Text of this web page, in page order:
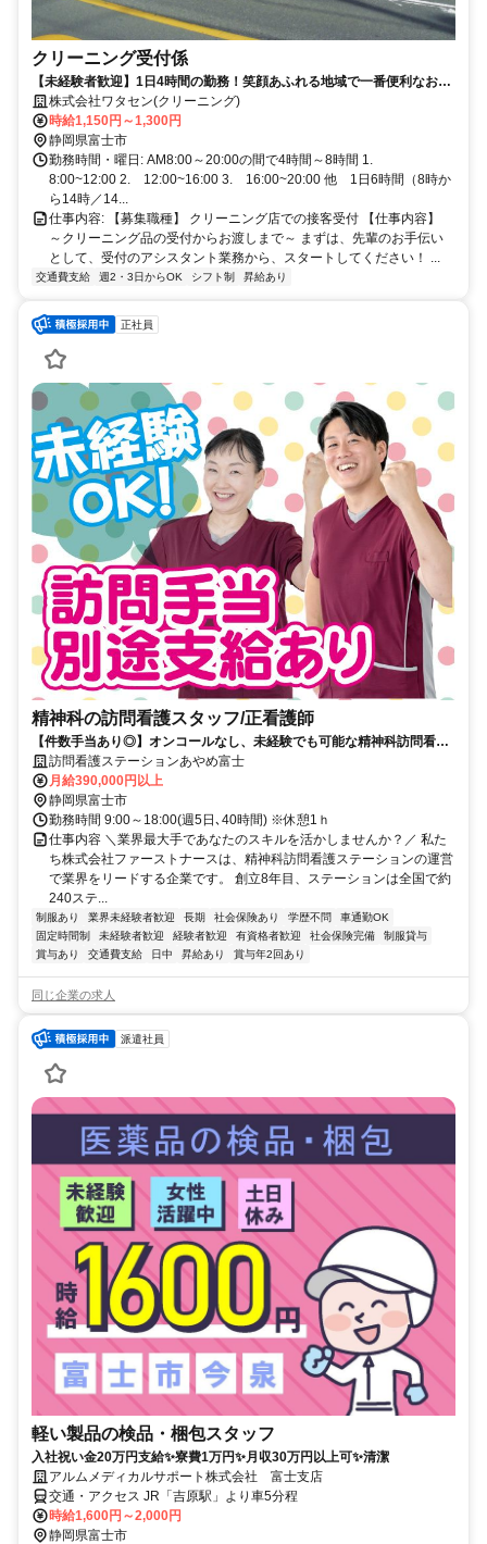
クリーニング受付係
【未経験者歓迎】1日4時間の勤務！笑顔あふれる地域で一番便利なお店
です。
株式会社ワタセン(クリーニング)
時給1,150円～1,300円
静岡県富士市
勤務時間・曜日: AM8:00～20:00の間で4時間～8時間 1.
8:00~12:00 2. 12:00~16:00 3. 16:00~20:00 他 1日6時間（8時か
ら14時／14...
仕事内容: 【募集職種】 クリーニング店での接客受付 【仕事内容】
～クリーニング品の受付からお渡しまで～ まずは、先輩のお手伝い
として、受付のアシスタント業務から、スタートしてください！ ...
交通費支給 週2・3日からOK シフト制 昇給あり
正社員
精神科の訪問看護スタッフ/正看護師
【件数手当あり◎】オンコールなし、未経験でも可能な精神科訪問看護
ステーション。正看護師募集
訪問看護ステーションあやめ富士
月給390,000円以上
静岡県富士市
勤務時間 9:00～18:00(週5日､40時間) ※休憩1ｈ
仕事内容 ＼業界最大手であなたのスキルを活かしませんか？／ 私た
ち株式会社ファーストナースは、精神科訪問看護ステーションの運営
で業界をリードする企業です。 創立8年目、ステーションは全国で約
240ステ...
制服あり 業界未経験者歓迎 長期 社会保険あり 学歴不問
車通勤OK
固定時間制
未経験者歓迎 経験者歓迎 有資格者歓迎 社会保険完備
制服貸与
賞与あり
交通費支給 日中 昇給あり 賞与年2回あり
同じ企業の求人
派遣社員
軽い製品の検品・梱包スタッフ
入社祝い金20万円支給✨寮費1万円✨月収30万円以上可✨清潔
アルムメディカルサポート株式会社 富士支店
交通・アクセス JR「吉原駅」より車5分程
時給1,600円～2,000円
静岡県富士市